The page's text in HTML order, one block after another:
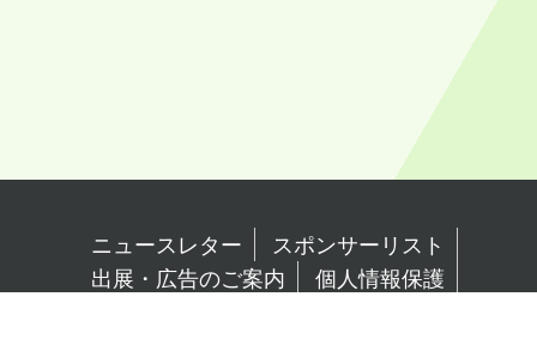
ニュースレター
スポンサーリスト
出展・広告のご案内
個人情報保護